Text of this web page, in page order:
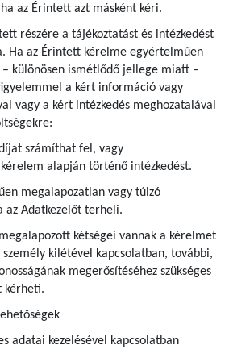
az Érintett azt másként kéri.
részére a tájékoztatást és intézkedést
Ha az Érintett kérelme egyértelműen
különösen ismétlődő jellege miatt –
a kért információ vagy
vagy a kért intézkedés meghozatalával
számíthat fel, vagy
alapján történő intézkedést.
megalapozatlan vagy túlzó
az Adatkezelőt terheli.
kétségei vannak a kérelmet
kilétével kapcsolatban, további,
megerősítéséhez szükséges
kérheti.
adatai kezelésével kapcsolatban